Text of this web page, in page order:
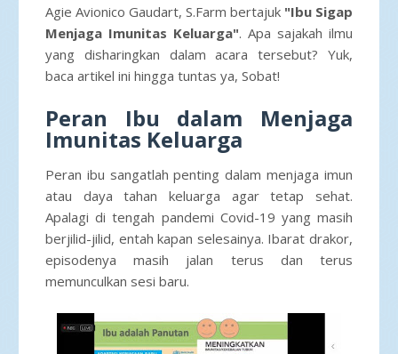
Agie Avionico Gaudart, S.Farm bertajuk "Ibu Sigap
Menjaga Imunitas Keluarga". Apa sajakah ilmu
yang disharingkan dalam acara tersebut? Yuk,
baca artikel ini hingga tuntas ya, Sobat!
Peran Ibu dalam Menjaga
Imunitas Keluarga
Peran ibu sangatlah penting dalam menjaga imun
atau daya tahan keluarga agar tetap sehat.
Apalagi di tengah pandemi Covid-19 yang masih
berjilid-jilid, entah kapan selesainya. Ibarat drakor,
episodenya masih jalan terus dan terus
memunculkan sesi baru.